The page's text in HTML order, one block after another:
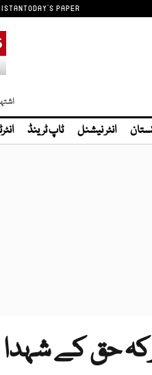
TODAY'S PAPER
انٹر نیشنل ٹاپ ٹرینڈ
حق کے